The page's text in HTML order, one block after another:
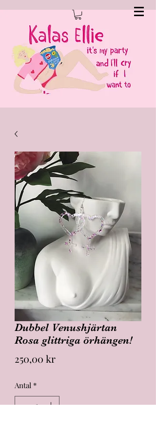
Dubbel Venushjärtan
Rosa glittriga örhängen!
250,00 krPris
Antal *